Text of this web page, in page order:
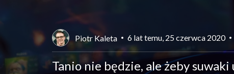
Piotr Kaleta 6 lat temu, 25 czerwca 2020
Tanio nie będzie, ale żeby